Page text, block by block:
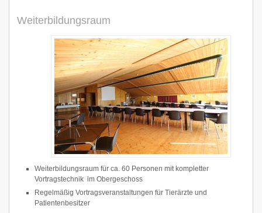
Weiterbildungsraum
Weiterbildungsraum für ca. 60 Personen mit kompletter
Vortragstechnik im Obergeschoss
Regelmäßig Vortragsveranstaltungen für Tierärzte und
Patientenbesitzer